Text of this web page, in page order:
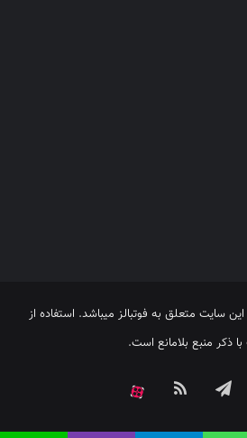
سایت متعلق به فوتبالز میباشد. استفاده از
ذکر منبع بلامانع است.
اینستاگرامتلگرام خوراک